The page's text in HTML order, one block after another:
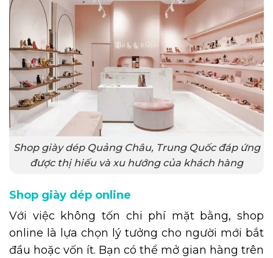
Shop giày dép Quảng Châu, Trung Quốc đáp ứng
được thị hiếu và xu hướng của khách hàng
Shop giày dép online
Với việc không tốn chi phí mặt bằng, shop
online là lựa chọn lý tưởng cho người mới bắt
đầu hoặc vốn ít. Bạn có thể mở gian hàng trên